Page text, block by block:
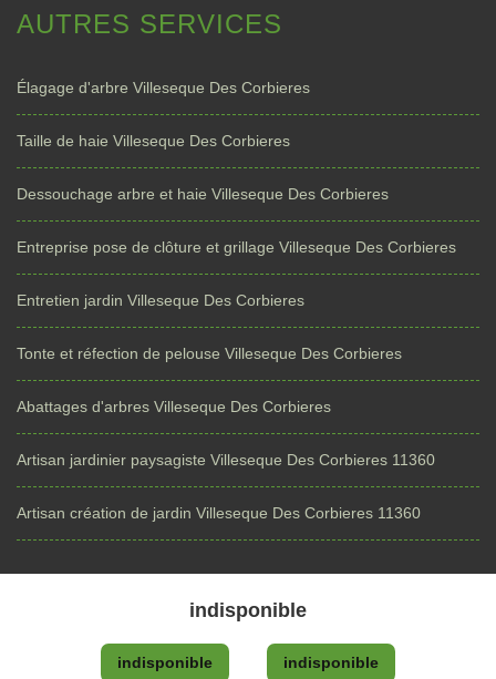
AUTRES SERVICES
Élagage d'arbre Villeseque Des Corbieres
Taille de haie Villeseque Des Corbieres
Dessouchage arbre et haie Villeseque Des Corbieres
Entreprise pose de clôture et grillage Villeseque Des Corbieres
Entretien jardin Villeseque Des Corbieres
Tonte et réfection de pelouse Villeseque Des Corbieres
Abattages d'arbres Villeseque Des Corbieres
Artisan jardinier paysagiste Villeseque Des Corbieres 11360
Artisan création de jardin Villeseque Des Corbieres 11360
indisponible
indisponible indisponible